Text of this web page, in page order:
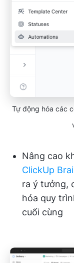
Tự động hóa các
Nâng cao
ClickUp
ra ý tưởng,
hóa quy
cuối cùng